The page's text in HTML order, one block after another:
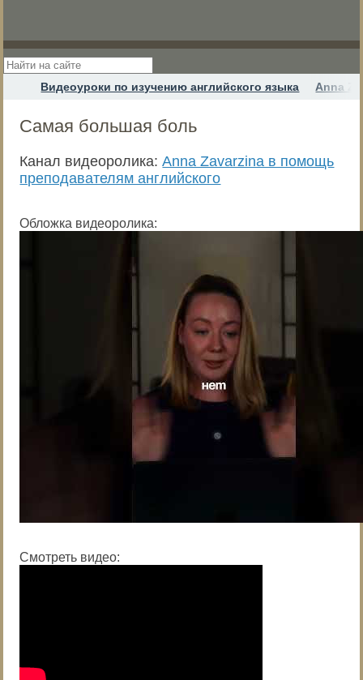
Видеоуроки по изучению английского языка Anna
Самая большая боль
Канал видеоролика:Anna Zavarzina в помощь
преподавателям английского
Обложка видеоролика:
Смотреть видео: